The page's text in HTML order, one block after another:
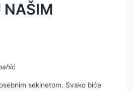
NAŠIM
sekinetom. Svako biće